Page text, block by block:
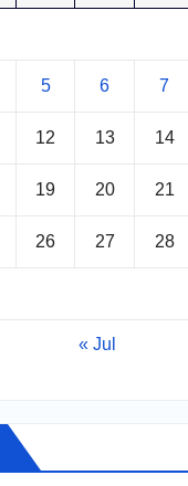
5 6 7
12 13 14
19 20 21
26 27 28
« Jul